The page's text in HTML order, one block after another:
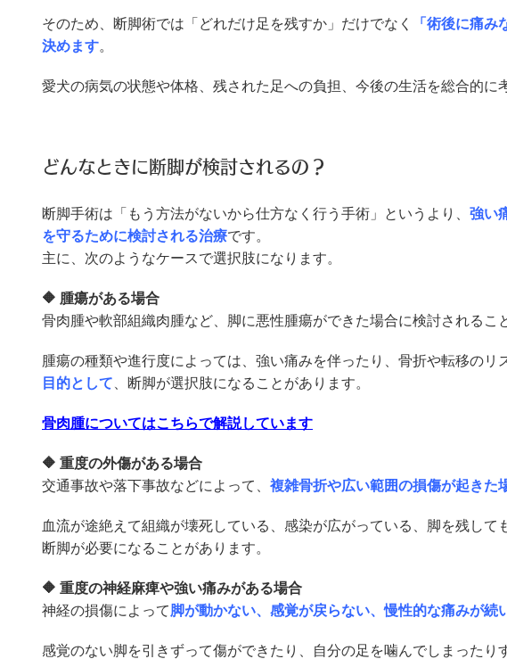
そのため、断脚術では「どれだけ足を残すか」だけでなく
「術後に痛
決めます。
愛犬の病気の状態や体格、残された足への負担、今後の生活を総合的に
どんなときに断脚が検討されるの？
断脚手術は「もう方法がないから仕方なく行う手術」というより、 強い
を守るために検討される治療です。
主に、次のようなケースで選択肢になります。
🔶 腫瘍がある場合
骨肉腫や軟部組織肉腫など、脚に悪性腫瘍ができた場合に検討されるこ
腫瘍の種類や進行度によっては、強い痛みを伴ったり、骨折や転移のリ
目的として 、断脚が選択肢になることがあります。
骨肉腫についてはこちらで解説しています
🔶 重度の外傷がある場合
交通事故や落下事故などによって、 複雑骨折や広い範囲の損傷が起きた
血流が途絶えて組織が壊死している、感染が広がっている、脚を残し
断脚が必要になることがあります。
🔶 重度の神経麻痺や強い痛みがある場合
神経の損傷によって脚が動かない、感覚が戻らない、慢性的な痛みが続
感覚のない脚を引きずって傷ができたり、自分の足を噛んでしまった